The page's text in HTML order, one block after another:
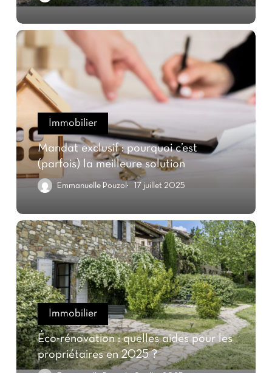
Immobilier
Mandat exclusif : pourquoi c’est
(parfois) la meilleure solution
Emmanuelle Pouzol 17 juillet 2025
Immobilier
Éco-rénovation : quelles aides pour les
propriétaires en 2025 ?